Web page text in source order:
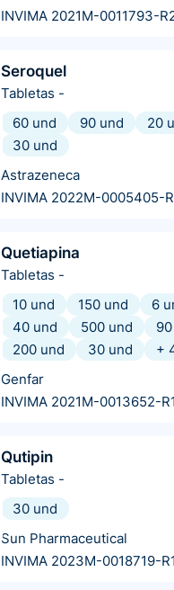
INVIMA 2021M-0011793-
Seroquel
Tabletas -
60 und
90 und 20
30 und
Astrazeneca
INVIMA 2022M-0005405-
Quetiapina
Tabletas -
10 und
150 und 6
40 und
500 und
200 und
30 und +
Genfar
INVIMA 2021M-0013652-R1
Qutipin
Tabletas -
30 und
Sun Pharmaceutical
INVIMA 2023M-0018719-R1